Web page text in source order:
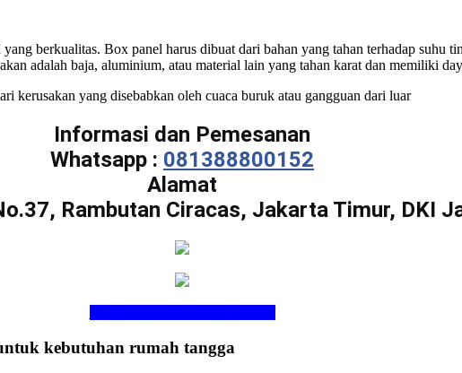
berkualitas. Box panel harus dibuat dari bahan yang tahan terhadap suhu
adalah baja, aluminium, atau material lain yang tahan karat dan memiliki
kerusakan yang disebabkan oleh cuaca buruk atau gangguan dari luar
Informasi dan Pemesanan
Whatsapp : 081388800152
Alamat
Rambutan Ciracas, Jakarta Timur, DKI
kebutuhan rumah tangga